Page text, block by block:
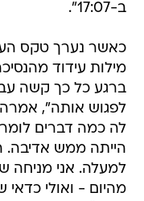
ב-17:07".
כאשר נערך טקס
מילות עידוד
ברגע כל כך קשה
לפגוש אותה",
לה כמה דברים
הייתה ממש אדיבה.
למעלה. אני מניחה
מהיום - ואולי